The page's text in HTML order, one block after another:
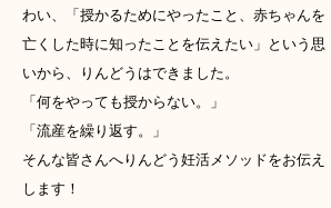
わい、「授かるためにやったこと、赤ちゃんを
亡くした時に知ったことを伝えたい」という思
いから、りんどうはできました。
「何をやっても授からない。」
「流産を繰り返す。」
そんな皆さんへりんどう妊活メソッドをお伝え
します！